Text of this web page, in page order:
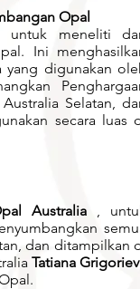
Opal
untuk meneliti
Ini
yang digunakan
Selatan,
secara luas
Australia ,
dan ditampilkan
Tatiana